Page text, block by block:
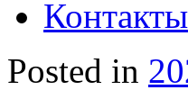
Контакты
Posted in